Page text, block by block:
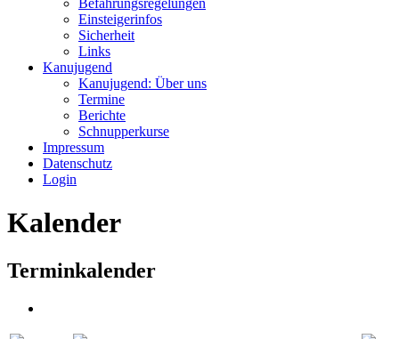
Befahrungsregelungen
Einsteigerinfos
Sicherheit
Links
Kanujugend
Kanujugend: Über uns
Termine
Berichte
Schnupperkurse
Impressum
Datenschutz
Login
Kalender
Terminkalender